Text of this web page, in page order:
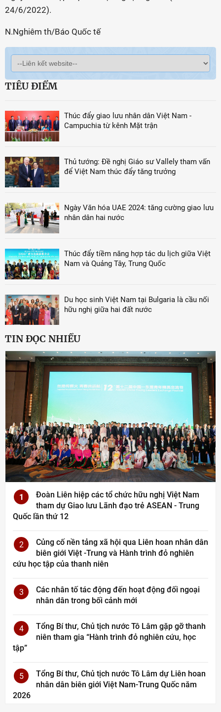
24/6/2022).
N.Nghiêm th/Báo Quốc tế
TIÊU ĐIỂM
Thúc đẩy giao lưu nhân dân Việt Nam -
Campuchia từ kênh Mặt trận
Thủ tướng: Đề nghị Giáo sư Vallely tham vấn
để Việt Nam thúc đẩy tăng trưởng
Ngày Văn hóa UAE 2024: tăng cường giao lưu
nhân dân hai nước
Thúc đẩy tiềm năng hợp tác du lịch giữa Việt
Nam và Quảng Tây, Trung Quốc
Du học sinh Việt Nam tại Bulgaria là cầu nối
hữu nghị giữa hai đất nước
TIN ĐỌC NHIỀU
1
Đoàn Liên hiệp các tổ chức hữu nghị Việt Nam
tham dự Giao lưu Lãnh đạo trẻ ASEAN - Trung
Quốc lần thứ 12
2
Củng cố nền tảng xã hội qua Liên hoan nhân dân
biên giới Việt -Trung và Hành trình đỏ nghiên
cứu học tập của thanh niên
3
Các nhân tố tác động đến hoạt động đối ngoại
nhân dân trong bối cảnh mới
4
Tổng Bí thư, Chủ tịch nước Tô Lâm gặp gỡ thanh
niên tham gia “Hành trình đỏ nghiên cứu, học
tập”
5
Tổng Bí thư, Chủ tịch nước Tô Lâm dự Liên hoan
nhân dân biên giới Việt Nam-Trung Quốc năm
2026